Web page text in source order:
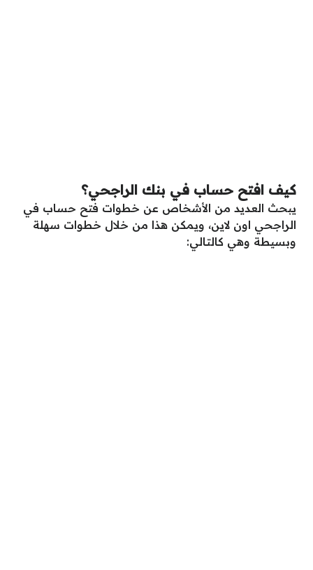
كيف افتح حساب في بنك الراجحي؟
يبحث العديد من الأشخاص عن خطوات فتح حساب في
الراجحي اون لاين، ويمكن هذا من خلال خطوات سهلة
وبسيطة وهي كالتالي: